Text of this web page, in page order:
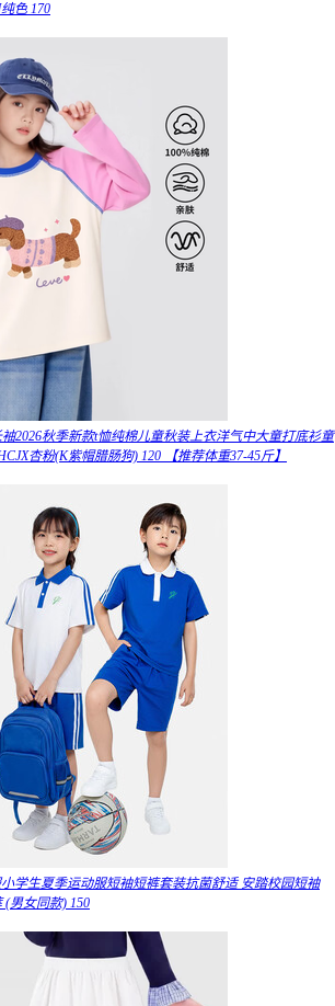
色 170
袖2026秋季新款t恤纯棉儿童秋装上衣洋气中大童打底衫童
杏粉(K紫帽腊肠狗) 120 【推荐体重37-45斤】
小学生夏季运动服短袖短裤套装抗菌舒适 安踏校园短袖
男女同款) 150